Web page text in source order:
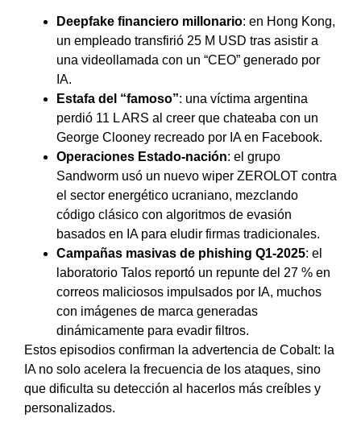
Deepfake financiero millonario: en Hong Kong,
un empleado transfirió 25 M USD tras asistir a
una videollamada con un “CEO” generado por
IA.
Estafa del “famoso”: una víctima argentina
perdió 11 L ARS al creer que chateaba con un
George Clooney recreado por IA en Facebook.
Operaciones Estado-nación: el grupo
Sandworm usó un nuevo wiper ZEROLOT contra
el sector energético ucraniano, mezclando
código clásico con algoritmos de evasión
basados en IA para eludir firmas tradicionales.
Campañas masivas de phishing Q1-2025: el
laboratorio Talos reportó un repunte del 27 % en
correos maliciosos impulsados por IA, muchos
con imágenes de marca generadas
dinámicamente para evadir filtros.
Estos episodios confirman la advertencia de Cobalt: la
IA no solo acelera la frecuencia de los ataques, sino
que dificulta su detección al hacerlos más creíbles y
personalizados.